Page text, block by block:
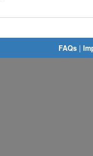
FAQs |